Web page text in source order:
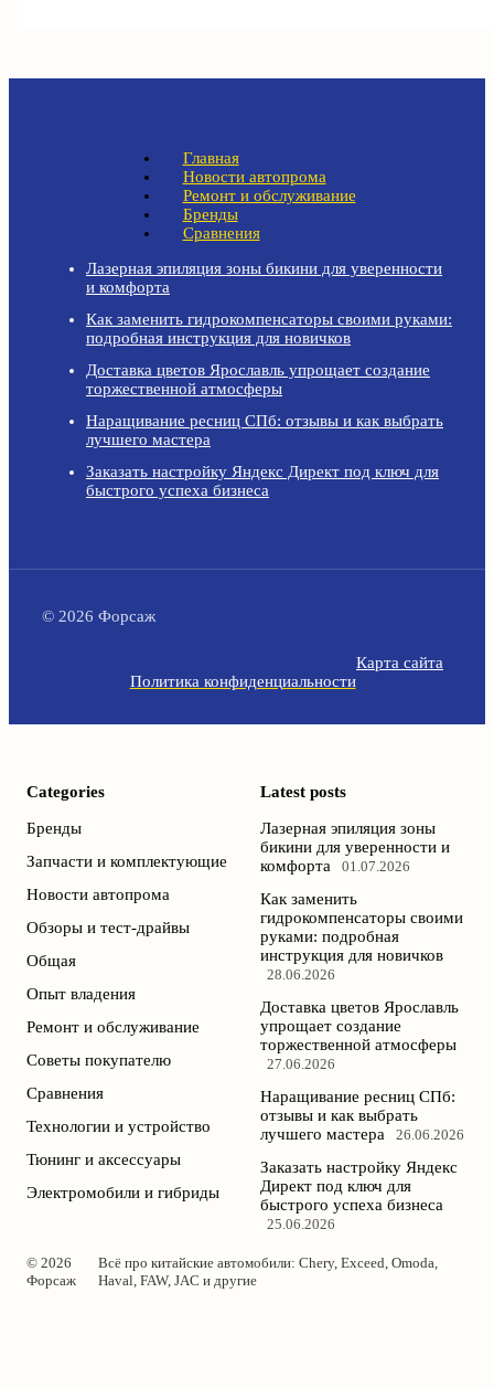
Главная
Новости автопрома
Ремонт и обслуживание
Бренды
Сравнения
Лазерная эпиляция зоны бикини для уверенности
и комфорта
Как заменить гидрокомпенсаторы своими руками:
подробная инструкция для новичков
Доставка цветов Ярославль упрощает создание
торжественной атмосферы
Наращивание ресниц СПб: отзывы и как выбрать
лучшего мастера
Заказать настройку Яндекс Директ под ключ для
быстрого успеха бизнеса
© 2026 Форсаж
Карта сайта
Политика конфиденциальности
Categories
Бренды
Запчасти и комплектующие
Новости автопрома
Обзоры и тест-драйвы
Общая
Опыт владения
Ремонт и обслуживание
Советы покупателю
Сравнения
Технологии и устройство
Тюнинг и аксессуары
Электромобили и гибриды
Latest posts
Лазерная эпиляция зоны
бикини для уверенности и
комфорта
01.07.2026
Как заменить
гидрокомпенсаторы своими
руками: подробная
инструкция для новичков
28.06.2026
Доставка цветов Ярославль
упрощает создание
торжественной атмосферы
27.06.2026
Наращивание ресниц СПб:
отзывы и как выбрать
лучшего мастера
26.06.2026
Заказать настройку Яндекс
Директ под ключ для
быстрого успеха бизнеса
25.06.2026
© 2026
Форсаж
Всё про китайские автомобили: Chery, Exceed, Omoda,
Haval, FAW, JAC и другие